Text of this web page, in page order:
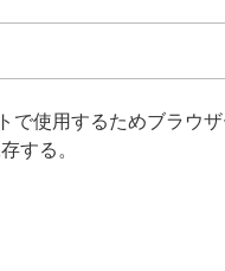
で使用するためブラウ
する。